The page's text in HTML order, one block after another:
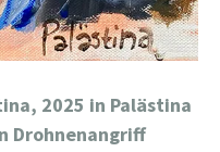
2025 in Palästina
Drohnenangriff